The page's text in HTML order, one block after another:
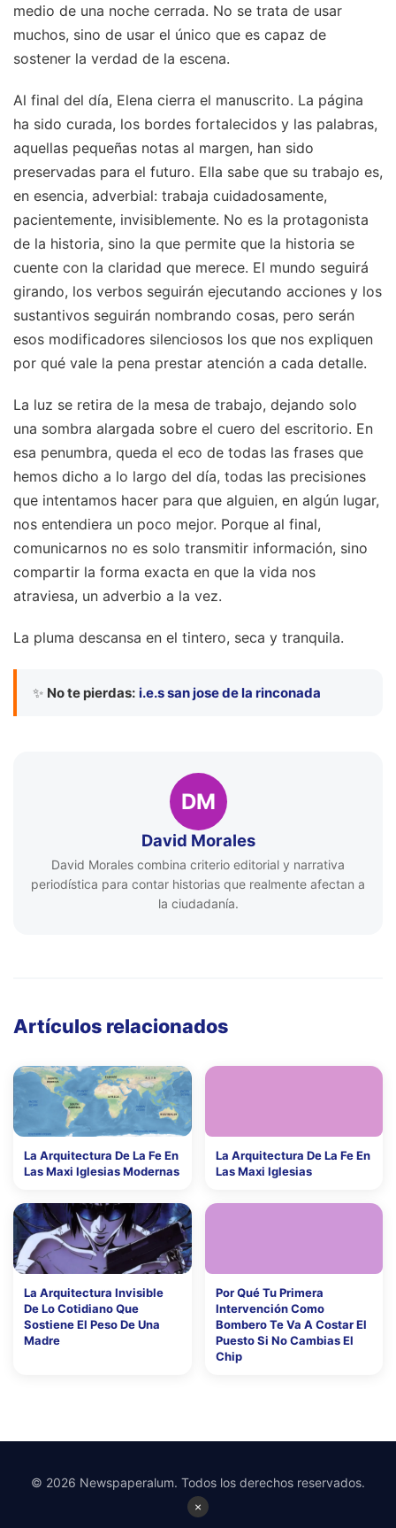
medio de una noche cerrada. No se trata de usar
muchos, sino de usar el único que es capaz de
sostener la verdad de la escena.
Al final del día, Elena cierra el manuscrito. La página
ha sido curada, los bordes fortalecidos y las palabras,
aquellas pequeñas notas al margen, han sido
preservadas para el futuro. Ella sabe que su trabajo es,
en esencia, adverbial: trabaja cuidadosamente,
pacientemente, invisiblemente. No es la protagonista
de la historia, sino la que permite que la historia se
cuente con la claridad que merece. El mundo seguirá
girando, los verbos seguirán ejecutando acciones y los
sustantivos seguirán nombrando cosas, pero serán
esos modificadores silenciosos los que nos expliquen
por qué vale la pena prestar atención a cada detalle.
La luz se retira de la mesa de trabajo, dejando solo
una sombra alargada sobre el cuero del escritorio. En
esa penumbra, queda el eco de todas las frases que
hemos dicho a lo largo del día, todas las precisiones
que intentamos hacer para que alguien, en algún lugar,
nos entendiera un poco mejor. Porque al final,
comunicarnos no es solo transmitir información, sino
compartir la forma exacta en que la vida nos
atraviesa, un adverbio a la vez.
La pluma descansa en el tintero, seca y tranquila.
✨ No te pierdas: i.e.s san jose de la rinconada
DM
David Morales
David Morales combina criterio editorial y narrativa
periodística para contar historias que realmente afectan a
la ciudadanía.
Artículos relacionados
La Arquitectura De La Fe En
Las Maxi Iglesias Modernas
La Arquitectura De La Fe En
Las Maxi Iglesias
La Arquitectura Invisible
De Lo Cotidiano Que
Sostiene El Peso De Una
Madre
Por Qué Tu Primera
Intervención Como
Bombero Te Va A Costar El
Puesto Si No Cambias El
Chip
×
© 2026 Newspaperalum. Todos los derechos reservados.